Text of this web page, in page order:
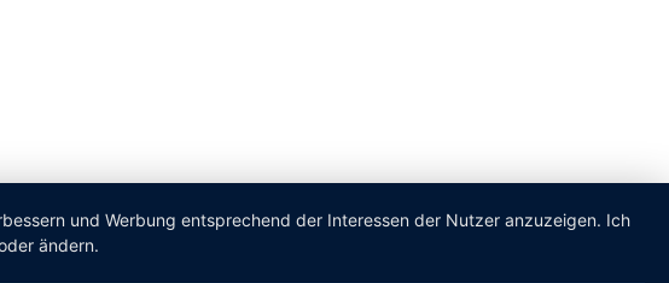
und Werbung entsprechend der Interessen der Nutzer anzuzeigen. Ich
ändern.